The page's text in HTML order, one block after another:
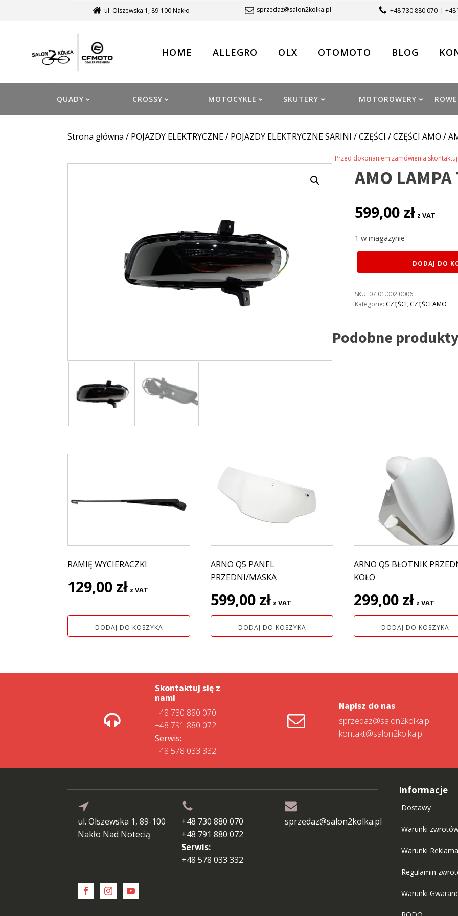
ul. Olszewska 1, 89-100 Nakło sprzedaz@salon2kolka.pl +48 730 880 070 | +48
HOME ALLEGRO OLX OTOMOTO BLOG
QUADY CROSSY MOTOCYKLE SKUTERY MOTOROWERY
Strona główna / POJAZDY ELEKTRYCZNE/ POJAZDY ELEKTRYCZNE SARINI /CZĘŚCI /CZĘŚCI AMO /
Przed dokonaniem zamówienia
AMO LAMPA
599,00 zł z VAT
1 w magazynie
AMO
LEWA
DODAJ DO
SKU: 07.01.002.0006
Kategorie: CZĘŚCI, CZĘŚCI AMO
Podobne produkty
RAMIĘ WYCIERACZKI
129,00 zł z VAT
DODAJ DO KOSZYKA
ARNO Q5 PANEL
PRZEDNI/MASKA
599,00 zł z VAT
DODAJ DO KOSZYKA
ARNO Q5 BŁOTNIK
KOŁO
299,00 zł z VAT
DODAJ DO KOSZYKA
Skontaktuj się z
nami
+48 730 880 070
+48 791 880 072
Serwis:
+48 578 033 332
Napisz do nas
sprzedaz@salon2kolka.pl
kontakt@salon2kolka.pl
ul. Olszewska 1, 89-100
Nakło Nad Notecią
+48 730 880 070
+48 791 880 072
Serwis:
+48 578 033 332
sprzedaz@salon2kolka.pl
Informacje
Dostawy
Warunki
Warunki
Regulamin
Warunki